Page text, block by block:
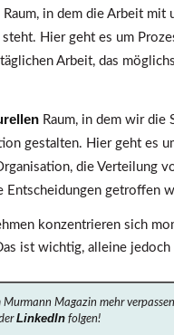
Raum, in dem die Arbeit mit
Hier geht es um
Arbeit, das
Raum, in dem wir die
gestalten. Hier geht es
die Verteilung
Entscheidungen getroffen
konzentrieren sich
ist wichtig, alleine jedoch
Murmann Magazin mehr
LinkedIn folgen!